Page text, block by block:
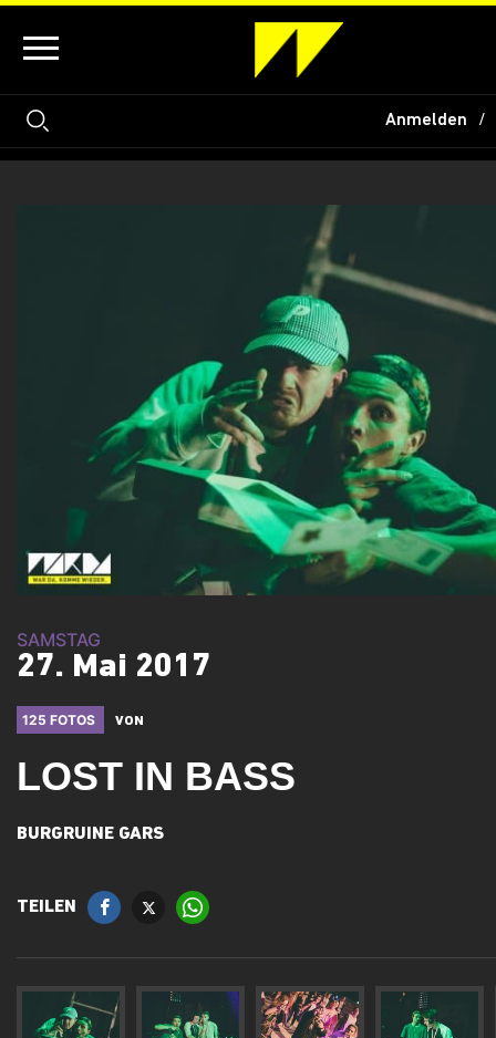
Anmelden
SAMSTAG
27. Mai 2017
125 FOTOS VON
LOST IN BASS
BURGRUINE GARS
TEILEN